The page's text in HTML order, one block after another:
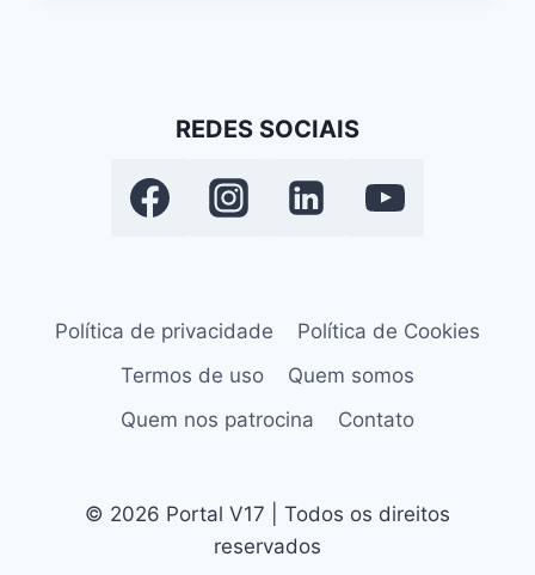
REDES SOCIAIS
Política de privacidade
Política de Cookies
Termos de uso
Quem somos
Quem nos patrocina
Contato
© 2026 Portal V17 | Todos os direitos
reservados